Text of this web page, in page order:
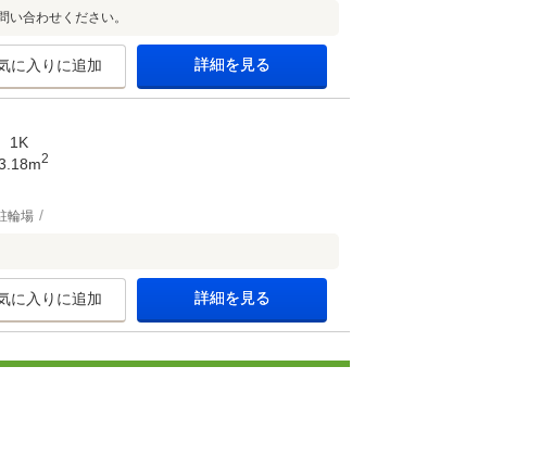
合わせください。
に入りに追加 詳細を見る
1K
2
輪場
に入りに追加 詳細を見る